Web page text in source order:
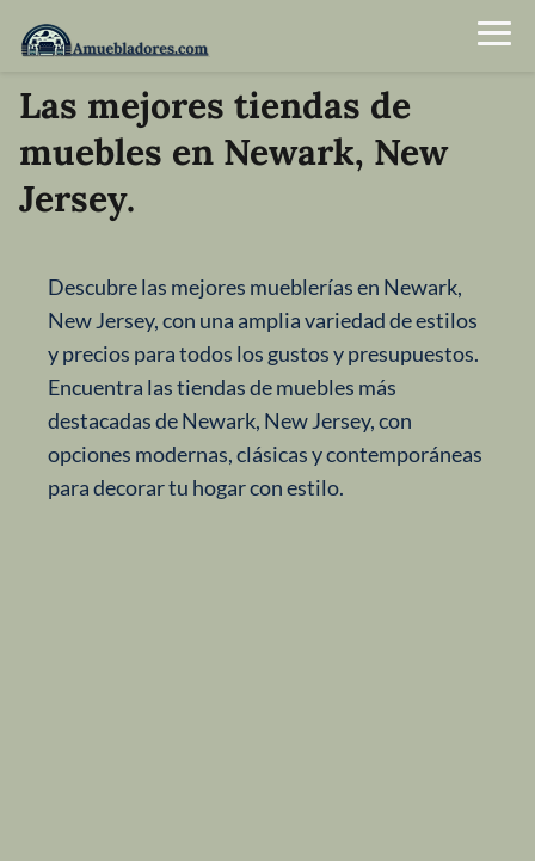
Las mejores tiendas de
muebles en Newark, New
Jersey.
Descubre las mejores mueblerías en Newark,
New Jersey, con una amplia variedad de estilos
y precios para todos los gustos y presupuestos.
Encuentra las tiendas de muebles más
destacadas de Newark, New Jersey, con
opciones modernas, clásicas y contemporáneas
para decorar tu hogar con estilo.